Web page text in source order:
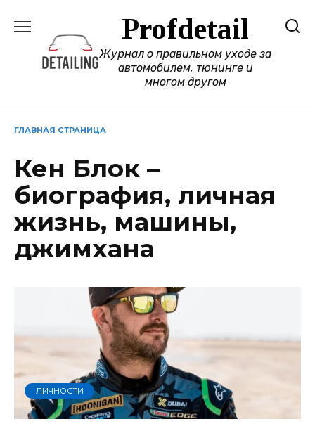
содержанию
Profdetail
Журнал о правильном уходе за
автомобилем, тюнинге и
многом другом
ГЛАВНАЯ СТРАНИЦА
Кен Блок –
биография, личная
жизнь, машины,
джимхана
ЛИЧНОСТИ